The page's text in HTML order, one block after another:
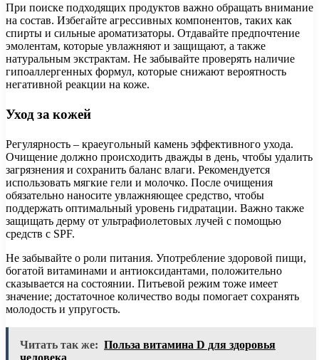
При поиске подходящих продуктов важно обращать внимание
на состав. Избегайте агрессивных компонентов, таких как
спирты и сильные ароматизаторы. Отдавайте предпочтение
эмолентам, которые увлажняют и защищают, а также
натуральным экстрактам. Не забывайте проверять наличие
гипоаллергенных формул, которые снижают вероятность
негативной реакции на коже.
Уход за кожей
Регулярность – краеугольный камень эффективного ухода.
Очищение должно происходить дважды в день, чтобы удалить
загрязнения и сохранить баланс влаги. Рекомендуется
использовать мягкие гели и молочко. После очищения
обязательно наносите увлажняющее средство, чтобы
поддержать оптимальный уровень гидратации. Важно также
защищать дерму от ультрафиолетовых лучей с помощью
средств с SPF.
Не забывайте о роли питания. Употребление здоровой пищи,
богатой витаминами и антиоксидантами, положительно
сказывается на состоянии. Питьевой режим тоже имеет
значение; достаточное количество воды помогает сохранять
молодость и упругость.
Читать так же: Польза витамина D для здоровья
человека